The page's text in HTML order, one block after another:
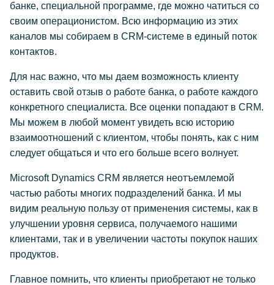
банке, специальной программе, где можно чатиться со
своим операционистом. Всю информацию из этих
каналов мы собираем в CRM-системе в единый поток
контактов.
Для нас важно, что мы даем возможность клиенту
оставить свой отзыв о работе банка, о работе каждого
конкретного специалиста. Все оценки попадают в CRM.
Мы можем в любой момент увидеть всю историю
взаимоотношений с клиентом, чтобы понять, как с ним
следует общаться и что его больше всего волнует.
Microsoft Dynamics CRM является неотъемлемой
частью работы многих подразделений банка. И мы
видим реальную пользу от применения системы, как в
улучшении уровня сервиса, получаемого нашими
клиентами, так и в увеличении частоты покупок наших
продуктов.
Главное помнить, что клиенты приобретают не только